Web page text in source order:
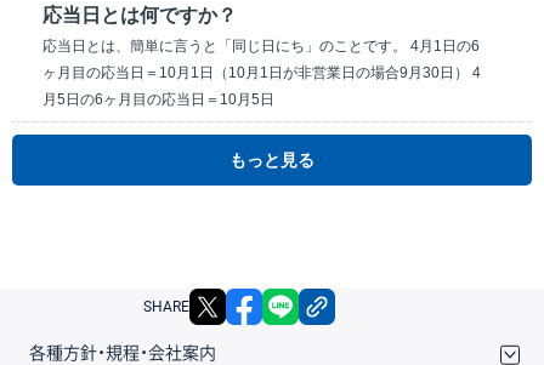
応当日とは何ですか？
応当日とは、簡単に言うと「同じ日にち」のことです。 4月1日の6
ヶ月目の応当日＝10月1日（10月1日が非営業日の場合9月30日） 4
月5日の6ヶ月目の応当日＝10月5日
もっと見る
SHARE X facebook
各種方針・規程・会社案内